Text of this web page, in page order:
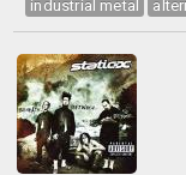
industrial metal